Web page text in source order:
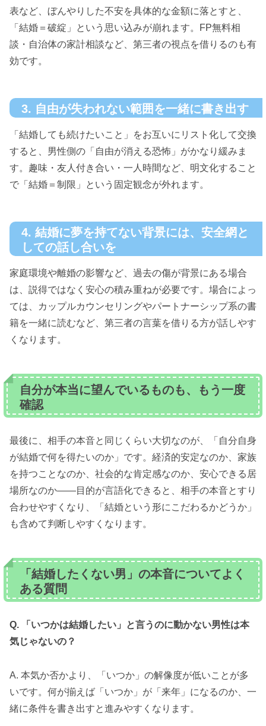
表など、ぼんやりした不安を具体的な金額に落とすと、
「結婚＝破綻」という思い込みが崩れます。FP無料相
談・自治体の家計相談など、第三者の視点を借りるのも有
効です。
3. 自由が失われない範囲を一緒に書き出す
「結婚しても続けたいこと」をお互いにリスト化して交換
すると、男性側の「自由が消える恐怖」がかなり緩みま
す。趣味・友人付き合い・一人時間など、明文化すること
で「結婚＝制限」という固定観念が外れます。
4. 結婚に夢を持てない背景には、安全網と
しての話し合いを
家庭環境や離婚の影響など、過去の傷が背景にある場合
は、説得ではなく安心の積み重ねが必要です。場合によっ
ては、カップルカウンセリングやパートナーシップ系の書
籍を一緒に読むなど、第三者の言葉を借りる方が話しやす
くなります。
自分が本当に望んでいるものも、もう一度
確認
最後に、相手の本音と同じくらい大切なのが、「自分自身
が結婚で何を得たいのか」です。経済的安定なのか、家族
を持つことなのか、社会的な肯定感なのか、安心できる居
場所なのか——目的が言語化できると、相手の本音とすり
合わせやすくなり、「結婚という形にこだわるかどうか」
も含めて判断しやすくなります。
「結婚したくない男」の本音についてよく
ある質問
Q. 「いつかは結婚したい」と言うのに動かない男性は本
気じゃないの？
A. 本気か否かより、「いつか」の解像度が低いことが多
いです。何が揃えば「いつか」が「来年」になるのか、一
緒に条件を書き出すと進みやすくなります。